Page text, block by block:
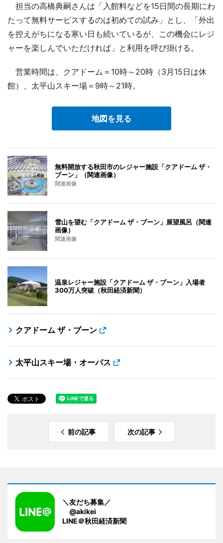
担当の高橋典嗣さんは「入館料などを15日間の長期にわ
たって無料サービスするのは初めての試み」とし、「外出
を控えがちになる寒い日も続いているが、この機会にレジ
ャーを楽しんでいただければ」と利用を呼び掛ける。
営業時間は、クアドーム＝10時～20時（3月15日は休
館）、太平山スキー場＝9時～21時。
地図を見る
無料開放する秋田市のレジャー施設「クアドーム ザ・
ブーン」（関連画像）
関連画像
雪山を望む「クアドーム ザ・ブーン」展望風呂（関連
画像）
関連画像
温泉レジャー施設「クアドーム ザ・ブーン」入場者
300万人突破（秋田経済新聞）
クアドーム ザ・ブーン
太平山スキー場・オーパス
前の記事 次の記事
＼友だち募集／
@akikei
LINE＠秋田経済新聞